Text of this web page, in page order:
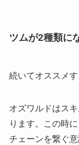
ツムが2種類に
続いてオススメ
オズワルドはス
ります。この時
チェーンを繋ぐ